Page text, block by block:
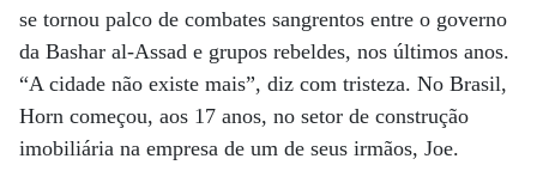
se tornou palco de combates sangrentos entre o governo
da Bashar al-Assad e grupos rebeldes, nos últimos anos.
“A cidade não existe mais”, diz com tristeza. No Brasil,
Horn começou, aos 17 anos, no setor de construção
imobiliária na empresa de um de seus irmãos, Joe.